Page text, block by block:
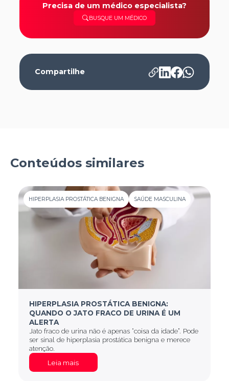
Precisa de um médico especialista?
BUSQUE UM MÉDICO
Compartilhe
Conteúdos similares
HIPERPLASIA PROSTÁTICA BENIGNA SAÚDE MASCULINA
HIPERPLASIA PROSTÁTICA BENIGNA:
QUANDO O JATO FRACO DE URINA É UM
ALERTA
Jato fraco de urina não é apenas “coisa da idade”. Pode
ser sinal de hiperplasia prostática benigna e merece
atenção.
Leia mais